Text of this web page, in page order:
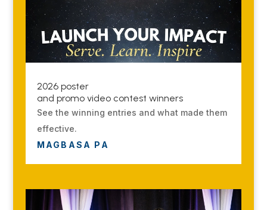
2026 poster
and promo video contest winners
See the winning entries and what made them
effective.
MAGBASA PA